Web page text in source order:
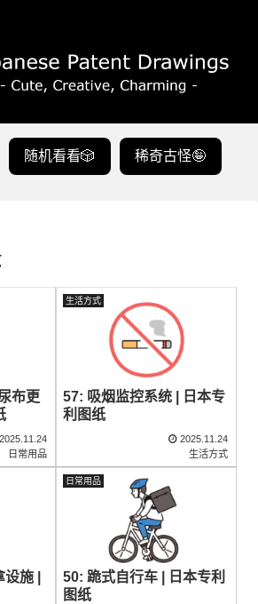
随机看看🎲 稀奇古怪🤪
布更
2025.11.24
日常用品
生活方式
57: 吸烟监控系统 | 日本专
利图纸
2025.11.24
生活方式
施 |
日常用品
50: 跪式自行车 | 日本专利
图纸